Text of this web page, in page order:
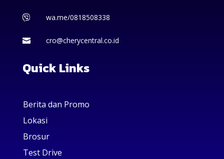
 wa.me/0818508338
 cro@cherycentral.co.id
Quick Links
Berita dan Promo
Lokasi
Brosur
Test Drive